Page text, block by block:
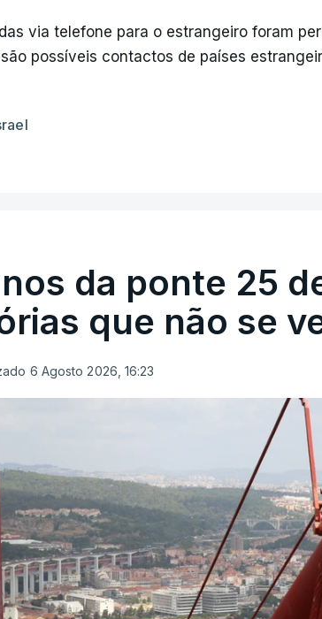
via telefone para o estrangeiro foram
possíveis contactos de países
da ponte 25
que não se
6 Agosto 2026, 16:23